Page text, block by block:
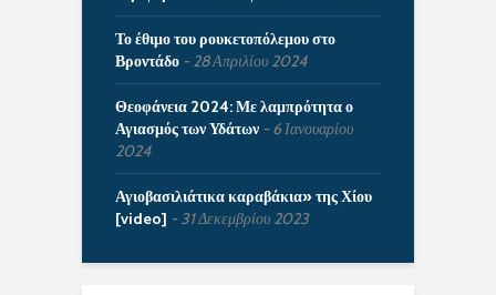
Το έθιμο του ρουκετοπόλεμου στο
Βροντάδο
28 Απριλίου 2024
Θεοφάνεια 2024: Με λαμπρότητα ο
Αγιασμός των Υδάτων
6 Ιανουαρίου
2024
Αγιοβασιλιάτικα καραβάκια» της Χίου
[video]
31 Δεκεμβρίου 2023